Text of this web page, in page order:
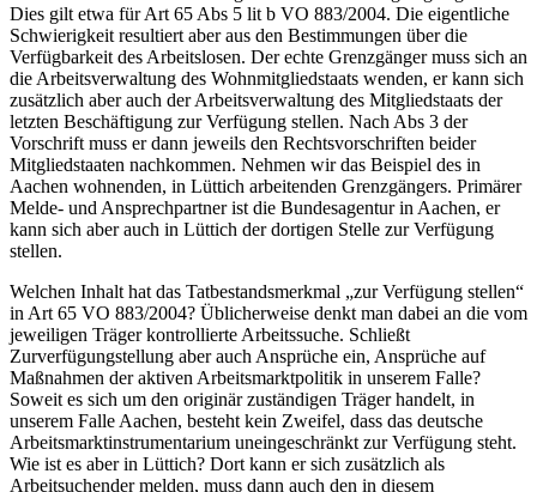
Dies gilt etwa für Art 65 Abs 5 lit b VO 883/2004. Die eigentliche
Schwierigkeit resultiert aber aus den Bestimmungen über die
Verfügbarkeit des Arbeitslosen. Der echte Grenzgänger muss sich an
die Arbeitsverwaltung des Wohnmitgliedstaats wenden, er kann sich
zusätzlich aber auch der Arbeitsverwaltung des Mitgliedstaats der
letzten Beschäftigung zur Verfügung stellen. Nach Abs 3 der
Vorschrift muss er dann jeweils den Rechtsvorschriften beider
Mitgliedstaaten nachkommen. Nehmen wir das Beispiel des in
Aachen wohnenden, in Lüttich arbeitenden Grenzgängers. Primärer
Melde- und Ansprechpartner ist die Bundesagentur in Aachen, er
kann sich aber auch in Lüttich der dortigen Stelle zur Verfügung
stellen.
Welchen Inhalt hat das Tatbestandsmerkmal „zur Verfügung stellen“
in Art 65 VO 883/2004? Üblicherweise denkt man dabei an die vom
jeweiligen Träger kontrollierte Arbeitssuche. Schließt
Zurverfügungstellung aber auch Ansprüche ein, Ansprüche auf
Maßnahmen der aktiven Arbeitsmarktpolitik in unserem Falle?
Soweit es sich um den originär zuständigen Träger handelt, in
unserem Falle Aachen, besteht kein Zweifel, dass das deutsche
Arbeitsmarktinstrumentarium uneingeschränkt zur Verfügung steht.
Wie ist es aber in Lüttich? Dort kann er sich zusätzlich als
Arbeitsuchender melden, muss dann auch den in diesem